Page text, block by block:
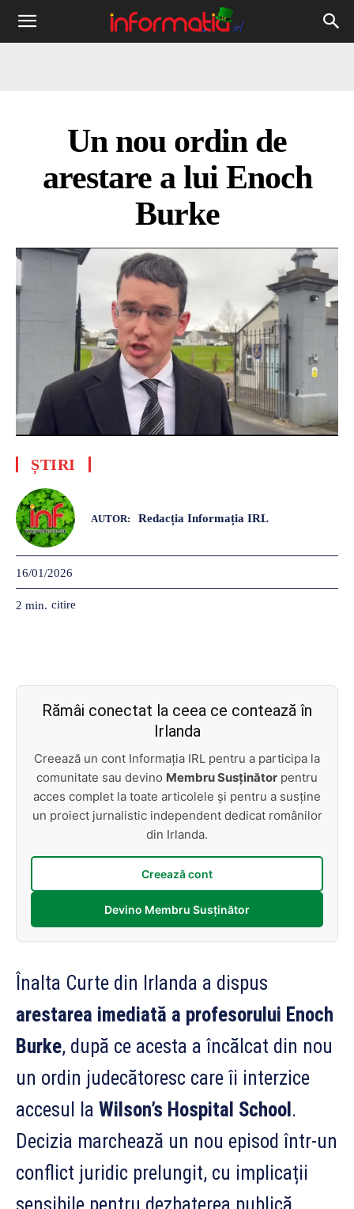
Informația
Un nou ordin de
arestare a lui Enoch
Burke
ȘTIRI
AUTOR: Redacția Informația IRL
16/01/2026
2 min. citire
Rămâi conectat la ceea ce contează în
Irlanda
Creează un cont Informația IRL pentru a participa la
comunitate sau devino Membru Susținător pentru
acces complet la toate articolele și pentru a susține
un proiect jurnalistic independent dedicat românilor
din Irlanda.
Creează cont
Devino Membru Susținător
Înalta Curte din Irlanda a dispus
arestarea imediată a profesorului Enoch
Burke, după ce acesta a încălcat din nou
un ordin judecătoresc care îi interzice
accesul la Wilson’s Hospital School.
Decizia marchează un nou episod într-un
conflict juridic prelungit, cu implicații
sensibile pentru dezbaterea publică